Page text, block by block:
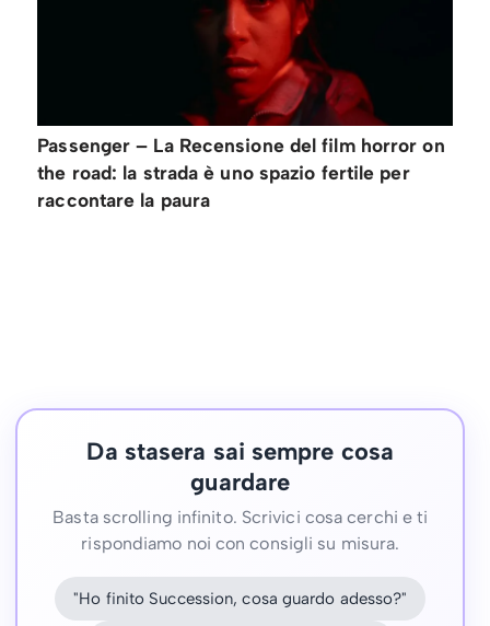
Passenger – La Recensione del film horror on
the road: la strada è uno spazio fertile per
raccontare la paura
Da stasera sai sempre cosa
guardare
Basta scrolling infinito. Scrivici cosa cerchi e ti
rispondiamo noi con consigli su misura.
"Ho finito Succession, cosa guardo adesso?"